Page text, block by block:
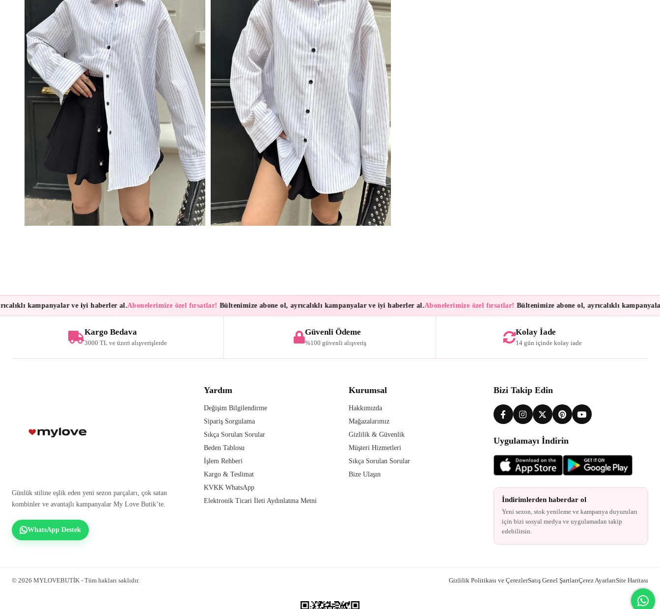
kampanyalar ve iyi haberler al.Abonelerimize özel fırsatlar!Bültenimize abone ol, ayrıcalıklı kampanyalar ve iyi haberler al.Abonelerimize özel fırsatlar!Bültenimize abone ol, ayrıcalıklı kampanyalar
Kargo Bedava
3000 TL ve üzeri alışverişlerde
Güvenli Ödeme
%100 güvenli alışveriş
Kolay İade
14 gün içinde kolay iade
Günlük stiline eşlik eden yeni sezon parçaları, çok satan
kombinler ve avantajlı kampanyalar My Love Butik’te.
WhatsApp Destek
Yardım
Değişim Bilgilendirme
Sipariş Sorgulama
Sıkça Sorulan Sorular
Beden Tablosu
İşlem Rehberi
Kargo & Teslimat
KVKK WhatsApp
Elektronik Ticari İleti Aydınlatma Metni
Kurumsal
Hakkımızda
Mağazalarımız
Gizlilik & Güvenlik
Müşteri Hizmetleri
Sıkça Sorulan Sorular
Bize Ulaşın
Bizi Takip Edin
Uygulamayı İndirin
İndirimlerden haberdar ol
Yeni sezon, stok yenileme ve kampanya duyuruları
için bizi sosyal medya ve uygulamadan takip
edebilirsin.
© 2026 MYLOVEBUTİK - Tüm hakları saklıdır. Gizlilik Politikası ve ÇerezlerSatış Genel ŞartlarıÇerez AyarlarıSite Haritası